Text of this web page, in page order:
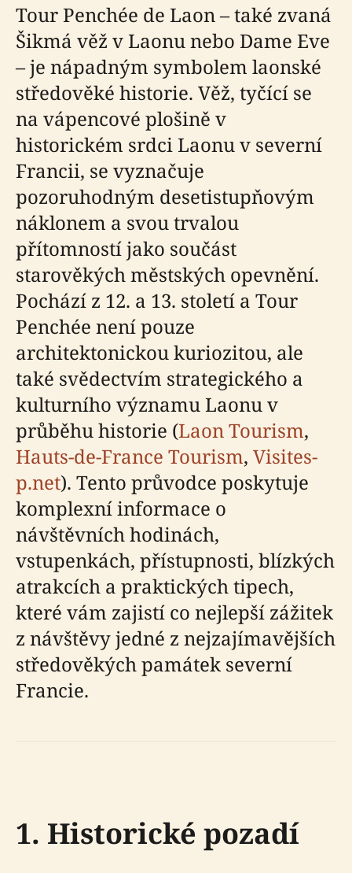
Tour Penchée de Laon – také zvaná
Šikmá věž v Laonu nebo Dame Eve
– je nápadným symbolem laonské
středověké historie. Věž, tyčící se
na vápencové plošině v
historickém srdci Laonu v severní
Francii, se vyznačuje
pozoruhodným desetistupňovým
náklonem a svou trvalou
přítomností jako součást
starověkých městských opevnění.
Pochází z 12. a 13. století a Tour
Penchée není pouze
architektonickou kuriozitou, ale
také svědectvím strategického a
kulturního významu Laonu v
průběhu historie (Laon Tourism,
Hauts-de-France Tourism, Visites-
p.net). Tento průvodce poskytuje
komplexní informace o
návštěvních hodinách,
vstupenkách, přístupnosti, blízkých
atrakcích a praktických tipech,
které vám zajistí co nejlepší zážitek
z návštěvy jedné z nejzajímavějších
středověkých památek severní
Francie.
1. Historické pozadí